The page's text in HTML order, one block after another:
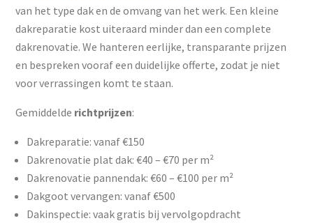
van het type dak en de omvang van het werk. Een kleine
dakreparatie kost uiteraard minder dan een complete
dakrenovatie. We hanteren eerlijke, transparante prijzen
en bespreken vooraf een duidelijke offerte, zodat je niet
voor verrassingen komt te staan.
Gemiddelde richtprijzen:
Dakreparatie: vanaf €150
Dakrenovatie plat dak: €40 – €70 per m²
Dakrenovatie pannendak: €60 – €100 per m²
Dakgoot vervangen: vanaf €500
Dakinspectie: vaak gratis bij vervolgopdracht